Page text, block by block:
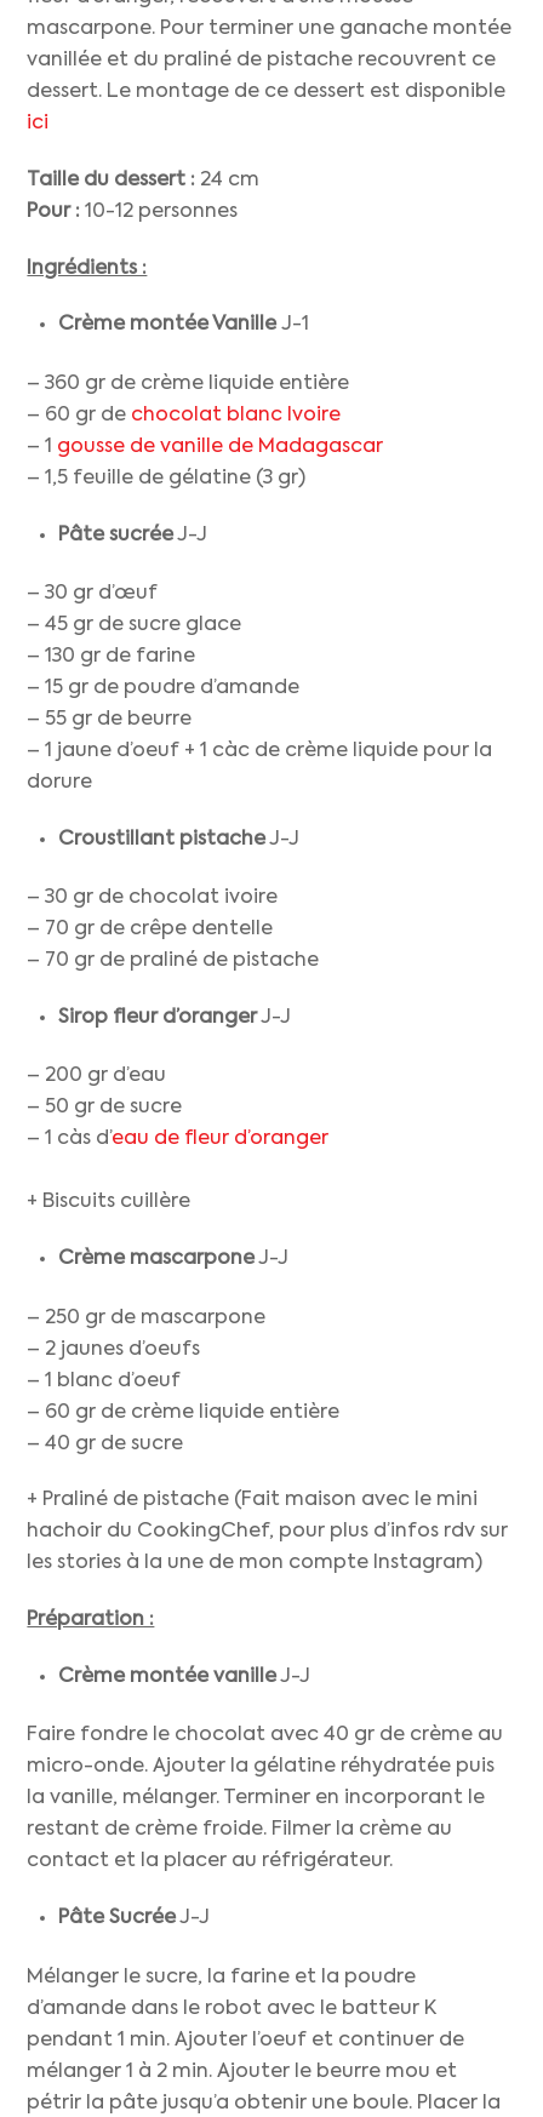
mascarpone. Pour terminer une ganache montée
vanillée et du praliné de pistache recouvrent ce
dessert. Le montage de ce dessert est disponible
ici
Taille du dessert : 24 cm
Pour : 10-12 personnes
Ingrédients :
Crème montée VanilleJ-1
– 360 gr de crème liquide entière
– 60 gr de chocolat blanc Ivoire
– 1 gousse de vanille de Madagascar
– 1,5 feuille de gélatine (3 gr)
Pâte sucréeJ-J
– 30 gr d’œuf
– 45 gr de sucre glace
– 130 gr de farine
– 15 gr de poudre d’amande
– 55 gr de beurre
– 1 jaune d’oeuf + 1 càc de crème liquide pour la
dorure
Croustillant pistacheJ-J
– 30 gr de chocolat ivoire
– 70 gr de crêpe dentelle
– 70 gr de praliné de pistache
Sirop fleur d’orangerJ-J
– 200 gr d’eau
– 50 gr de sucre
– 1 càs d’eau de fleur d’oranger
+ Biscuits cuillère
Crème mascarponeJ-J
– 250 gr de mascarpone
– 2 jaunes d’oeufs
– 1 blanc d’oeuf
– 60 gr de crème liquide entière
– 40 gr de sucre
+ Praliné de pistache (Fait maison avec le mini
hachoir du CookingChef, pour plus d’infos rdv sur
les stories à la une de mon compte Instagram)
Préparation :
Crème montée vanilleJ-J
Faire fondre le chocolat avec 40 gr de crème au
micro-onde. Ajouter la gélatine réhydratée puis
la vanille, mélanger. Terminer en incorporant le
restant de crème froide. Filmer la crème au
contact et la placer au réfrigérateur.
Pâte SucréeJ-J
Mélanger le sucre, la farine et la poudre
d’amande dans le robot avec le batteur K
pendant 1 min. Ajouter l’oeuf et continuer de
mélanger 1 à 2 min. Ajouter le beurre mou et
pétrir la pâte jusqu’a obtenir une boule. Placer la